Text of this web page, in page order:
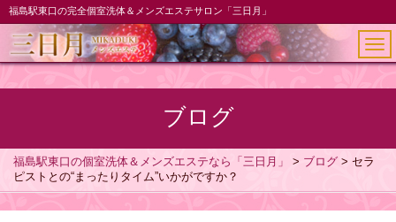
福島駅東口の完全個室洗体＆メンズエステサロン「三日月」
メ
ニ
ブログ
福島駅東口の個室洗体＆メンズエステなら「三日月」 > ブログ > セラ
ピストとの“まったりタイム”いかがですか？